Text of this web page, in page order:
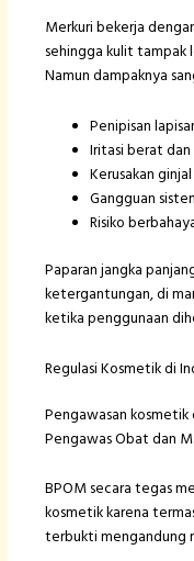
Merkuri bekerja
sehingga kulit tampak
Namun dampaknya
Penipisan
Iritasi berat dan
Kerusakan ginjal
Gangguan
Risiko
Paparan jangka
ketergantungan, di
ketika penggunaan
Regulasi Kosmetik di
Pengawasan
Pengawas Obat dan
BPOM secara tegas
kosmetik karena
terbukti mengandung